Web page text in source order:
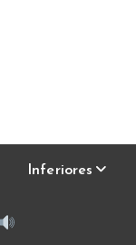
Inferiores